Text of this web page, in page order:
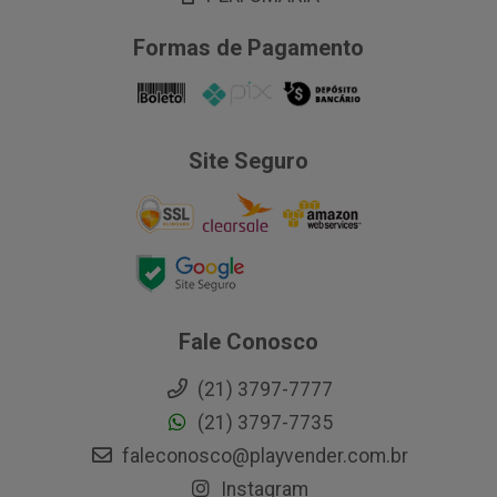
Formas de Pagamento
Site Seguro
Fale Conosco
(21) 3797-7777
(21) 3797-7735
faleconosco@playvender.com.br
Instagram